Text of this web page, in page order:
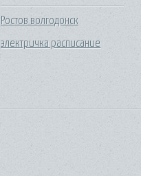
Ростов волгодонск
электричка расписание